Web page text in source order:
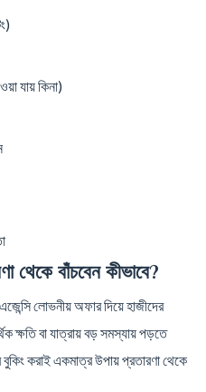
যায় কিনা)
থেকে বাঁচবেন কীভাবে?
লোভনীয় অফার দিয়ে হাজীদের
ক্ষতি বা যাত্রায় বড় সমস্যায় পড়তে
করাই একমাত্র উপায় প্রতারণা থেকে